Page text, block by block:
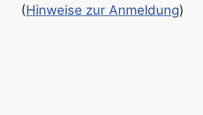
(Hinweise zur Anmeldung)